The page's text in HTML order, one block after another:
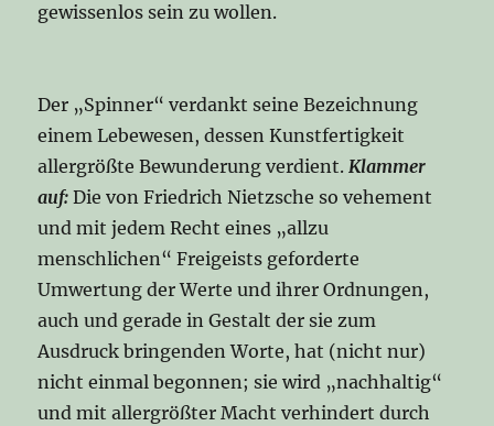
gewissenlos sein zu wollen.
Der „Spinner“ verdankt seine Bezeichnung
einem Lebewesen, dessen Kunstfertigkeit
allergrößte Bewunderung verdient.Klammer
auf: Die von Friedrich Nietzsche so vehement
und mit jedem Recht eines „allzu
menschlichen“ Freigeists geforderte
Umwertung der Werte und ihrer Ordnungen,
auch und gerade in Gestalt der sie zum
Ausdruck bringenden Worte, hat (nicht nur)
nicht einmal begonnen; sie wird „nachhaltig“
und mit allergrößter Macht verhindert durch